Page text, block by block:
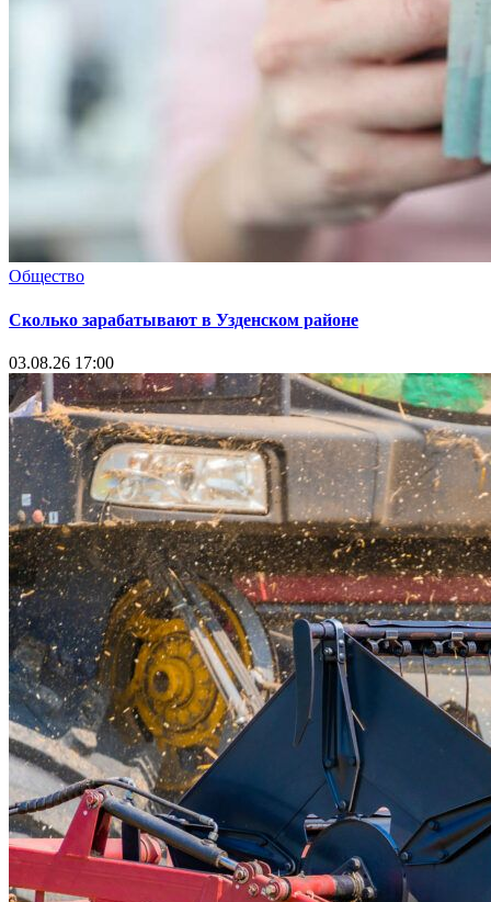
Общество
Сколько зарабатывают в Узденском районе
03.08.26 17:00